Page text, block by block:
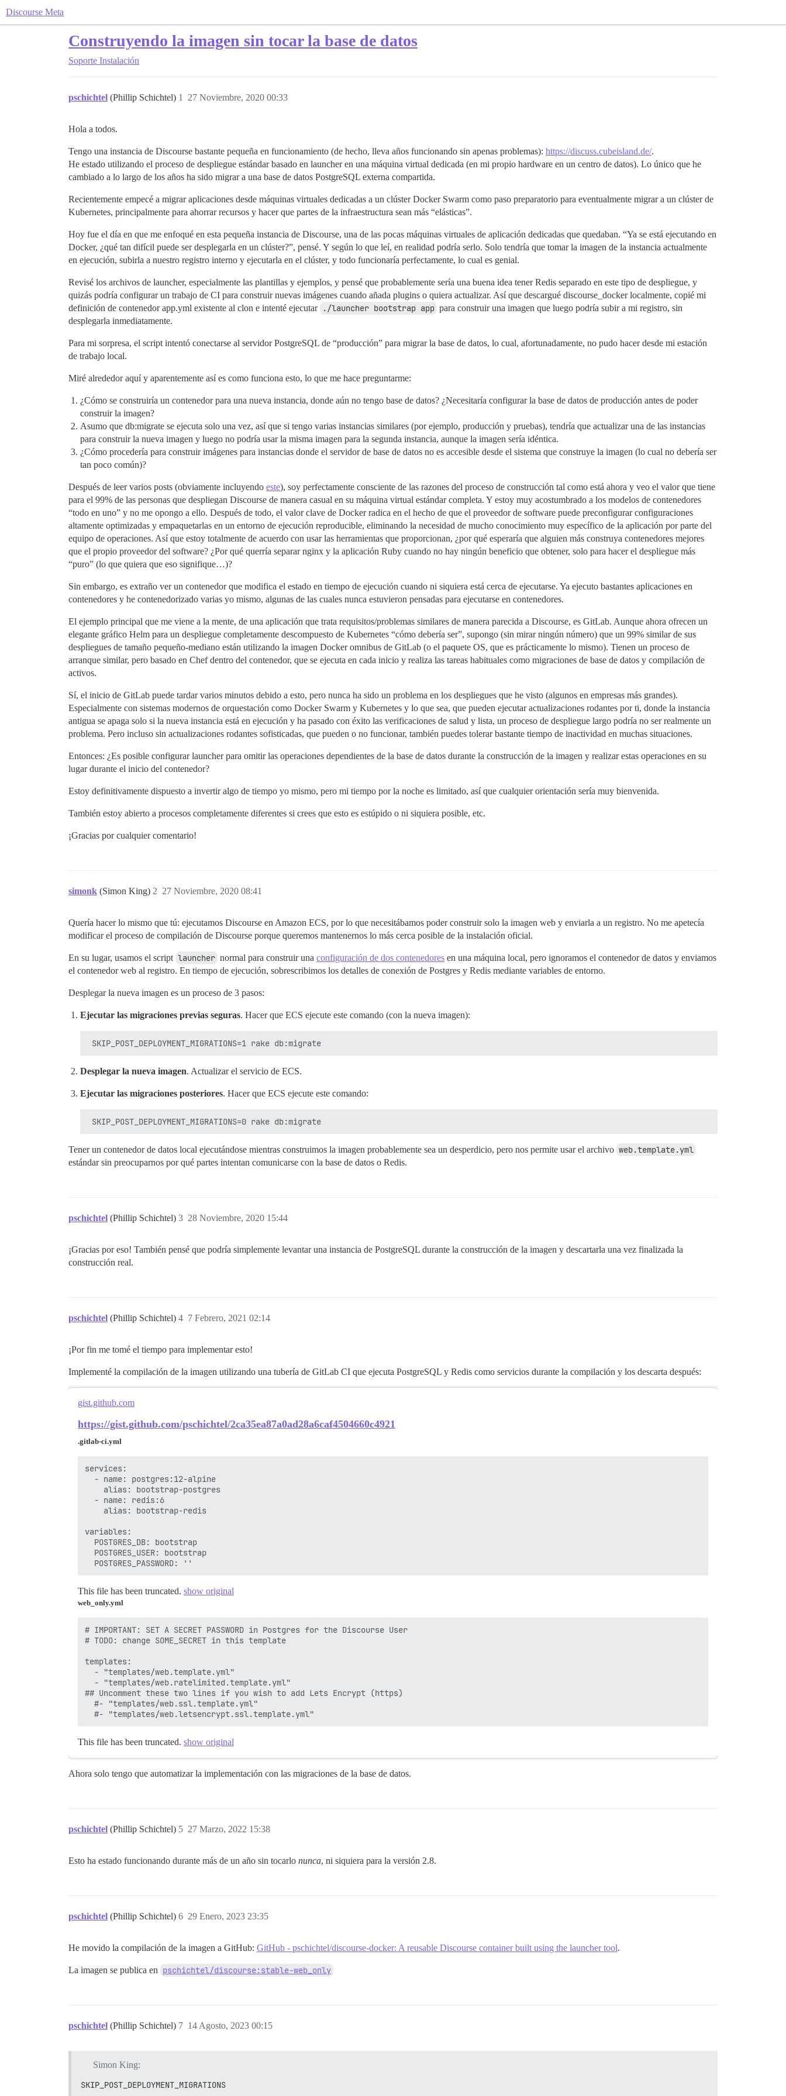
Discourse Meta
Construyendo la imagen sin tocar la base de datos
Soporte Instalación
pschichtel (Phillip Schichtel) 27 Noviembre, 2020 00:33
1
Hola a todos.
Tengo una instancia de Discourse bastante pequeña en funcionamiento (de hecho, lleva años funcionando sin apenas problemas): https://discuss.cubeisland.de/.
He estado utilizando el proceso de despliegue estándar basado en launcher en una máquina virtual dedicada (en mi propio hardware en un centro de datos). Lo único que he
cambiado a lo largo de los años ha sido migrar a una base de datos PostgreSQL externa compartida.
Recientemente empecé a migrar aplicaciones desde máquinas virtuales dedicadas a un clúster Docker Swarm como paso preparatorio para eventualmente migrar a un clúster de
Kubernetes, principalmente para ahorrar recursos y hacer que partes de la infraestructura sean más “elásticas”.
Hoy fue el día en que me enfoqué en esta pequeña instancia de Discourse, una de las pocas máquinas virtuales de aplicación dedicadas que quedaban. “Ya se está ejecutando en
Docker, ¿qué tan difícil puede ser desplegarla en un clúster?”, pensé. Y según lo que leí, en realidad podría serlo. Solo tendría que tomar la imagen de la instancia actualmente
en ejecución, subirla a nuestro registro interno y ejecutarla en el clúster, y todo funcionaría perfectamente, lo cual es genial.
Revisé los archivos de launcher, especialmente las plantillas y ejemplos, y pensé que probablemente sería una buena idea tener Redis separado en este tipo de despliegue, y
quizás podría configurar un trabajo de CI para construir nuevas imágenes cuando añada plugins o quiera actualizar. Así que descargué discourse_docker localmente, copié mi
definición de contenedor app.yml existente al clon e intenté ejecutar ./launcher bootstrap app para construir una imagen que luego podría subir a mi registro, sin
desplegarla inmediatamente.
Para mi sorpresa, el script intentó conectarse al servidor PostgreSQL de “producción” para migrar la base de datos, lo cual, afortunadamente, no pudo hacer desde mi estación
de trabajo local.
Miré alrededor aquí y aparentemente así es como funciona esto, lo que me hace preguntarme:
¿Cómo se construiría un contenedor para una nueva instancia, donde aún no tengo base de datos? ¿Necesitaría configurar la base de datos de producción antes de poder
construir la imagen?
Asumo que db:migrate se ejecuta solo una vez, así que si tengo varias instancias similares (por ejemplo, producción y pruebas), tendría que actualizar una de las instancias
para construir la nueva imagen y luego no podría usar la misma imagen para la segunda instancia, aunque la imagen sería idéntica.
¿Cómo procedería para construir imágenes para instancias donde el servidor de base de datos no es accesible desde el sistema que construye la imagen (lo cual no debería ser
tan poco común)?
Después de leer varios posts (obviamente incluyendo este), soy perfectamente consciente de las razones del proceso de construcción tal como está ahora y veo el valor que tiene
para el 99% de las personas que despliegan Discourse de manera casual en su máquina virtual estándar completa. Y estoy muy acostumbrado a los modelos de contenedores
“todo en uno” y no me opongo a ello. Después de todo, el valor clave de Docker radica en el hecho de que el proveedor de software puede preconfigurar configuraciones
altamente optimizadas y empaquetarlas en un entorno de ejecución reproducible, eliminando la necesidad de mucho conocimiento muy específico de la aplicación por parte del
equipo de operaciones. Así que estoy totalmente de acuerdo con usar las herramientas que proporcionan, ¿por qué esperaría que alguien más construya contenedores mejores
que el propio proveedor del software? ¿Por qué querría separar nginx y la aplicación Ruby cuando no hay ningún beneficio que obtener, solo para hacer el despliegue más
“puro” (lo que quiera que eso signifique…)?
Sin embargo, es extraño ver un contenedor que modifica el estado en tiempo de ejecución cuando ni siquiera está cerca de ejecutarse. Ya ejecuto bastantes aplicaciones en
contenedores y he contenedorizado varias yo mismo, algunas de las cuales nunca estuvieron pensadas para ejecutarse en contenedores.
El ejemplo principal que me viene a la mente, de una aplicación que trata requisitos/problemas similares de manera parecida a Discourse, es GitLab. Aunque ahora ofrecen un
elegante gráfico Helm para un despliegue completamente descompuesto de Kubernetes “cómo debería ser”, supongo (sin mirar ningún número) que un 99% similar de sus
despliegues de tamaño pequeño-mediano están utilizando la imagen Docker omnibus de GitLab (o el paquete OS, que es prácticamente lo mismo). Tienen un proceso de
arranque similar, pero basado en Chef dentro del contenedor, que se ejecuta en cada inicio y realiza las tareas habituales como migraciones de base de datos y compilación de
activos.
Sí, el inicio de GitLab puede tardar varios minutos debido a esto, pero nunca ha sido un problema en los despliegues que he visto (algunos en empresas más grandes).
Especialmente con sistemas modernos de orquestación como Docker Swarm y Kubernetes y lo que sea, que pueden ejecutar actualizaciones rodantes por ti, donde la instancia
antigua se apaga solo si la nueva instancia está en ejecución y ha pasado con éxito las verificaciones de salud y lista, un proceso de despliegue largo podría no ser realmente un
problema. Pero incluso sin actualizaciones rodantes sofisticadas, que pueden o no funcionar, también puedes tolerar bastante tiempo de inactividad en muchas situaciones.
Entonces: ¿Es posible configurar launcher para omitir las operaciones dependientes de la base de datos durante la construcción de la imagen y realizar estas operaciones en su
lugar durante el inicio del contenedor?
Estoy definitivamente dispuesto a invertir algo de tiempo yo mismo, pero mi tiempo por la noche es limitado, así que cualquier orientación sería muy bienvenida.
También estoy abierto a procesos completamente diferentes si crees que esto es estúpido o ni siquiera posible, etc.
¡Gracias por cualquier comentario!
simonk (Simon King) 27 Noviembre, 2020 08:41
2
Quería hacer lo mismo que tú: ejecutamos Discourse en Amazon ECS, por lo que necesitábamos poder construir solo la imagen web y enviarla a un registro. No me apetecía
modificar el proceso de compilación de Discourse porque queremos mantenernos lo más cerca posible de la instalación oficial.
En su lugar, usamos el script launcher normal para construir una configuración de dos contenedores en una máquina local, pero ignoramos el contenedor de datos y enviamos
el contenedor web al registro. En tiempo de ejecución, sobrescribimos los detalles de conexión de Postgres y Redis mediante variables de entorno.
Desplegar la nueva imagen es un proceso de 3 pasos:
Ejecutar las migraciones previas seguras. Hacer que ECS ejecute este comando (con la nueva imagen):
Desplegar la nueva imagen. Actualizar el servicio de ECS.
Ejecutar las migraciones posteriores. Hacer que ECS ejecute este comando:
Tener un contenedor de datos local ejecutándose mientras construimos la imagen probablemente sea un desperdicio, pero nos permite usar el archivo web.template.yml
estándar sin preocuparnos por qué partes intentan comunicarse con la base de datos o Redis.
pschichtel (Phillip Schichtel) 28 Noviembre, 2020 15:44
3
¡Gracias por eso! También pensé que podría simplemente levantar una instancia de PostgreSQL durante la construcción de la imagen y descartarla una vez finalizada la
construcción real.
pschichtel (Phillip Schichtel) 7 Febrero, 2021 02:14
4
¡Por fin me tomé el tiempo para implementar esto!
Implementé la compilación de la imagen utilizando una tubería de GitLab CI que ejecuta PostgreSQL y Redis como servicios durante la compilación y los descarta después:
gist.github.com
https://gist.github.com/pschichtel/2ca35ea87a0ad28a6caf4504660c4921
.gitlab-ci.yml
services:
  - name: postgres:12-alpine
    alias: bootstrap-postgres
  - name: redis:6
    alias: bootstrap-redis
variables:
  POSTGRES_DB: bootstrap
  POSTGRES_USER: bootstrap
  POSTGRES_PASSWORD: ''
This file has been truncated. show original
web_only.yml
# IMPORTANT: SET A SECRET PASSWORD in Postgres for the Discourse User
# TODO: change SOME_SECRET in this template
templates:
  - "templates/web.template.yml"
  - "templates/web.ratelimited.template.yml"
## Uncomment these two lines if you wish to add Lets Encrypt (https)
  #- "templates/web.ssl.template.yml"
This file has been truncated. show original
Ahora solo tengo que automatizar la implementación con las migraciones de la base de datos.
pschichtel (Phillip Schichtel) 27 Marzo, 2022 15:38
5
Esto ha estado funcionando durante más de un año sin tocarlo nunca, ni siquiera para la versión 2.8.
pschichtel (Phillip Schichtel) 29 Enero, 2023 23:35
6
He movido la compilación de la imagen a GitHub: GitHub - pschichtel/discourse-docker: A reusable Discourse container built using the launcher tool.
La imagen se publica en pschichtel/discourse:stable-web_only
pschichtel (Phillip Schichtel) 14 Agosto, 2023 00:15
7
Simon King:
SKIP_POST_DEPLOYMENT_MIGRATIONS